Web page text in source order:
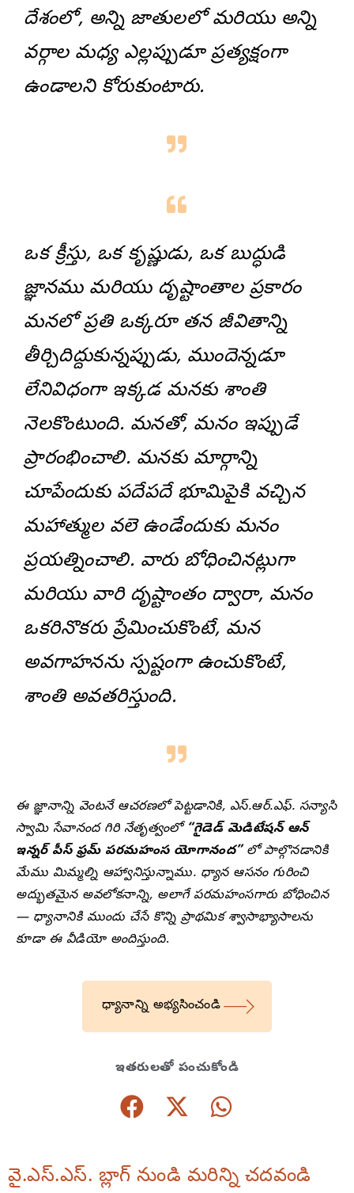
దేశంలో, అన్ని జాతులలో మరియు అన్ని
వర్గాల మధ్య ఎల్లప్పుడూ ప్రత్యక్షంగా
ఉండాలని కోరుకుంటారు.
ఒక క్రీస్తు, ఒక కృష్ణుడు, ఒక బుద్ధుడి
జ్ఞానము మరియు దృష్టాంతాల ప్రకారం
మనలో ప్రతి ఒక్కరూ తన జీవితాన్ని
తీర్చిదిద్దుకున్నప్పుడు, ముందెన్నడూ
లేనివిధంగా ఇక్కడ మనకు శాంతి
నెలకొంటుంది. మనతో, మనం ఇప్పుడే
ప్రారంభించాలి. మనకు మార్గాన్ని
చూపేందుకు పదేపదే భూమిపైకి వచ్చిన
మహాత్ముల వలె ఉండేందుకు మనం
ప్రయత్నించాలి. వారు బోధించినట్లుగా
మరియు వారి దృష్టాంతం ద్వారా, మనం
ఒకరినొకరు ప్రేమించుకొంటే, మన
అవగాహనను స్పష్టంగా ఉంచుకొంటే,
శాంతి అవతరిస్తుంది.
ఈ జ్ఞానాన్ని వెంటనే ఆచరణలో పెట్టడానికి, ఎస్.ఆర్.ఎఫ్. సన్యాసి
స్వామి సేవానంద గిరి నేతృత్వంలో “గైడెడ్ మెడిటేషన్ ఆన్
ఇన్నర్ పీస్ ఫ్రమ్ పరమహంస యోగానంద”లో పాల్గొనడానికి
మేము మిమ్మల్ని ఆహ్వానిస్తున్నాము. ధ్యాన ఆసనం గురించి
అద్భుతమైన అవలోకనాన్ని, అలాగే పరమహంసగారు బోధించిన
— ధ్యానానికి ముందు చేసే కొన్ని ప్రాథమిక శ్వాసాభ్యాసాలను
కూడా ఈ వీడియో అందిస్తుంది.
ధ్యానాన్ని అభ్యసించండి
ఇతరులతో పంచుకోండి
వై.ఎస్.ఎస్. బ్లాగ్ నుండి మరిన్ని చదవండి